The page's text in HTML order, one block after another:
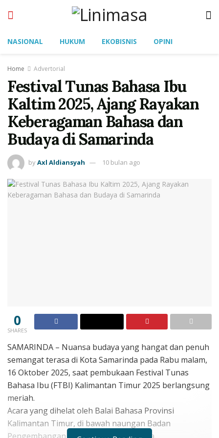
NASIONAL HUKUM EKOBISNIS OPINI
Home Advertorial
Festival Tunas Bahasa Ibu
Kaltim 2025, Ajang Rayakan
Keberagaman Bahasa dan
Budaya di Samarinda
byAxl Aldiansyah 10 bulan ago
0
SHARES
SAMARINDA – Nuansa budaya yang hangat dan penuh
semangat terasa di Kota Samarinda pada Rabu malam,
16 Oktober 2025, saat pembukaan Festival Tunas
Bahasa Ibu (FTBI) Kalimantan Timur 2025 berlangsung
meriah.
Acara yang dihelat oleh Balai Bahasa Provinsi
Kalimantan Timur, di bawah naungan Badan